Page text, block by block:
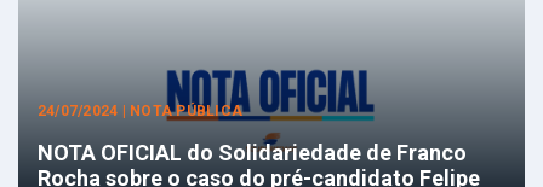
24/07/2024 | NOTA PÚBLICA
NOTA OFICIAL do Solidariedade de Franco
Rocha sobre o caso do pré-candidato Felipe